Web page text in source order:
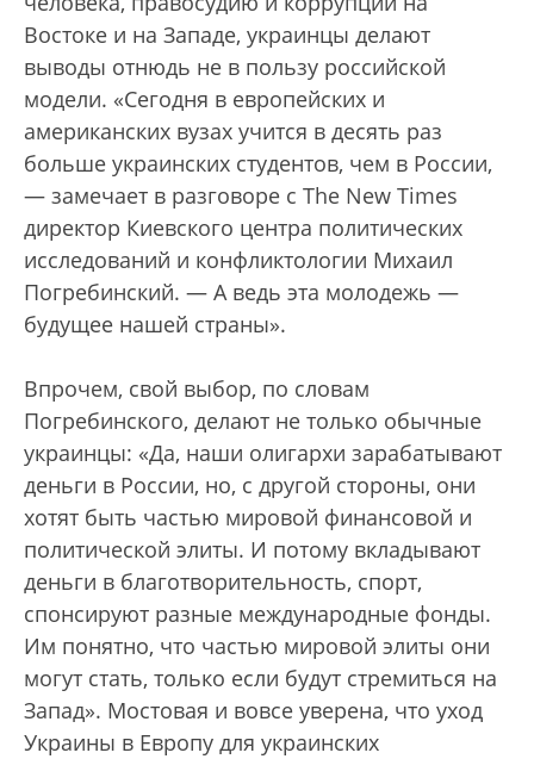
Востоке и на Западе, украинцы делают
выводы отнюдь не в пользу российской
модели. «Сегодня в европейских и
американских вузах учится в десять раз
больше украинских студентов, чем в России,
— замечает в разговоре с The New Times
директор Киевского центра политических
исследований и конфликтологии Михаил
Погребинский. — А ведь эта молодежь —
будущее нашей страны».
Впрочем, свой выбор, по словам
Погребинского, делают не только обычные
украинцы: «Да, наши олигархи зарабатывают
деньги в России, но, с другой стороны, они
хотят быть частью мировой финансовой и
политической элиты. И потому вкладывают
деньги в благотворительность, спорт,
спонсируют разные международные фонды.
Им понятно, что частью мировой элиты они
могут стать, только если будут стремиться на
Запад». Мостовая и вовсе уверена, что уход
Украины в Европу для украинских